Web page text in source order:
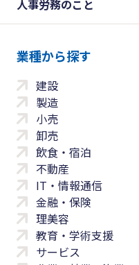
人事労務のこと
業種から探す
建設
製造
小売
卸売
飲食・宿泊
不動産
IT・情報通信
金融・保険
理美容
教育・学術支援
サービス